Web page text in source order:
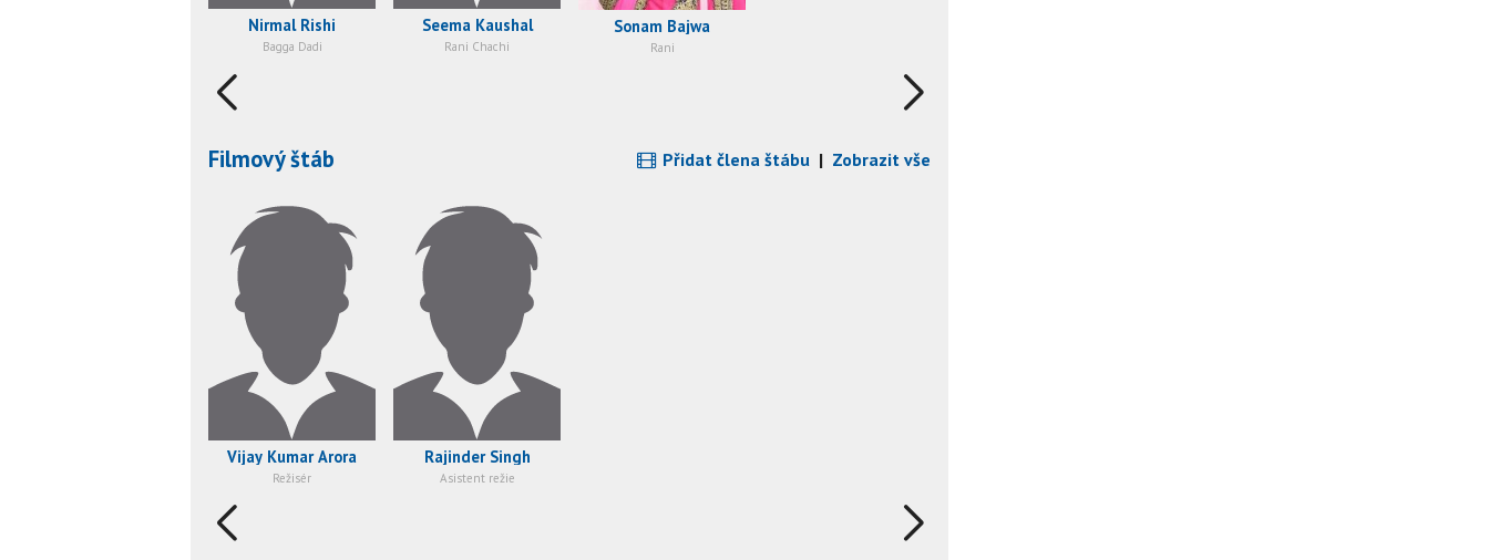
Nirmal Rishi
Bagga Dadi
Seema Kaushal
Rani Chachi
Sonam Bajwa
Rani
Filmový štáb Přidat člena štábu | Zobrazit vše
Vijay Kumar Arora
Režisér
Rajinder Singh
Asistent režie